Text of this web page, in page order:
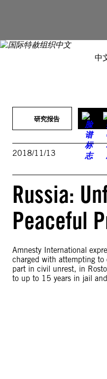
中
研究报告
2018/11/13
Russia:
Peaceful
Amnesty International
charged with attempting
part in civil unrest, in
to up to 15 years in jail